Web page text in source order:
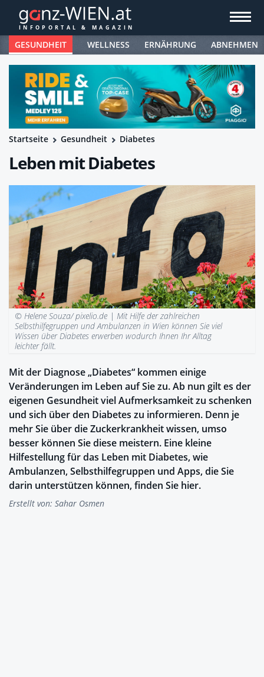
GESUNDHEIT WELLNESS ERNÄHRUNG ABNEHMEN
Startseite Gesundheit Diabetes
Leben mit Diabetes
© Helene Souza/ pixelio.de | Mit Hilfe der zahlreichen
Selbsthilfegruppen und Ambulanzen in Wien können Sie viel
Wissen über Diabetes erwerben wodurch Ihnen Ihr Alltag
leichter fällt.
Mit der Diagnose „Diabetes“ kommen einige
Veränderungen im Leben auf Sie zu. Ab nun gilt es der
eigenen Gesundheit viel Aufmerksamkeit zu schenken
und sich über den Diabetes zu informieren. Denn je
mehr Sie über die Zuckerkrankheit wissen, umso
besser können Sie diese meistern. Eine kleine
Hilfestellung für das Leben mit Diabetes, wie
Ambulanzen, Selbsthilfegruppen und Apps, die Sie
darin unterstützen können, finden Sie hier.
Erstellt von: Sahar Osmen